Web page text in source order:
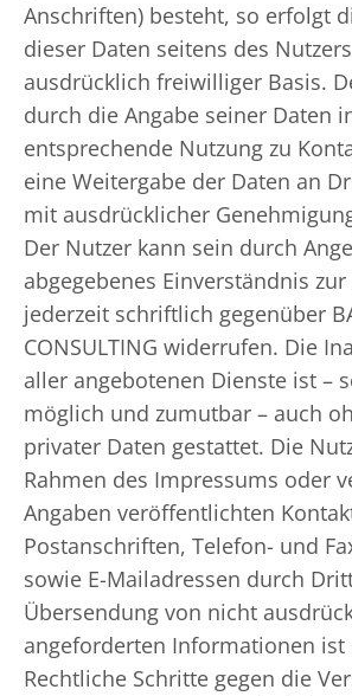
Anschriften) besteht, so erfolgt
dieser Daten seitens des
ausdrücklich freiwilliger Basis.
durch die Angabe seiner Daten
entsprechende Nutzung zu
eine Weitergabe der Daten an
mit ausdrücklicher
Der Nutzer kann sein durch
abgegebenes Einverständnis
jederzeit schriftlich gegenüber
CONSULTING widerrufen. Die
aller angebotenen Dienste ist –
möglich und zumutbar – auch
privater Daten gestattet. Die
Rahmen des Impressums oder
Angaben veröffentlichten
Postanschriften, Telefon- und
sowie E-Mailadressen durch
Übersendung von nicht
angeforderten Informationen ist
Rechtliche Schritte gegen die